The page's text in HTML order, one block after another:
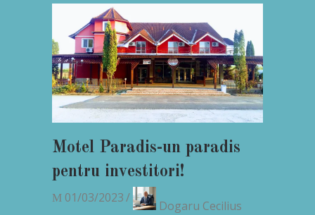
Motel Paradis-un paradis
pentru investitori!
01/03/2023
Dogaru Cecilius